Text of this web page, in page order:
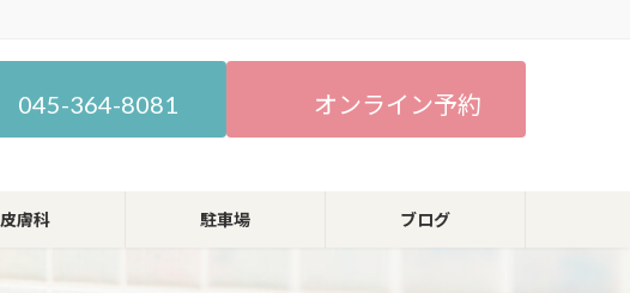
045-364-8081 オンライン予約
皮膚科 駐車場 ブログ